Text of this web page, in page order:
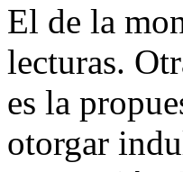
El de la
lecturas.
es la
otorgar